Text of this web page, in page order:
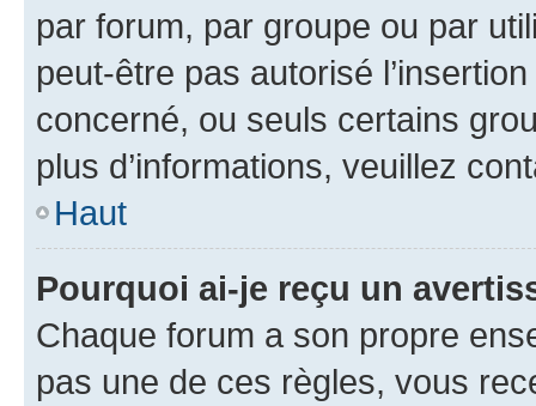
par forum, par groupe ou par
peut-être pas autorisé
concerné, ou seuls certains
plus d’informations, veuillez
Haut
Pourquoi ai-je reçu un
Chaque forum a son propre
pas une de ces règles, vous